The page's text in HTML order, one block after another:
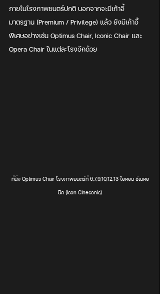
ภายในโรงภาพยนตร์ปกติ นอกจากจะมีเก้าอี้
มาตรฐาน (Premium / Privilege) แล้ว ยังมีเก้าอี้
พิเศษอย่างเช่น Optimus Chair, Iconic Chair และ
Opera Chair ในแต่ละโรงอีกด้วย
ที่นั่ง Optimus Chair โรงภาพยนตร์ที่ 6,7,9,10,12,13 ไอคอน ซีเนคอ
นิค (Icon Cineconic)